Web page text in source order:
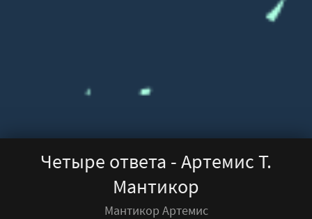
Четыре ответа - Артемис Т.
Мантикор
Мантикор Артемис